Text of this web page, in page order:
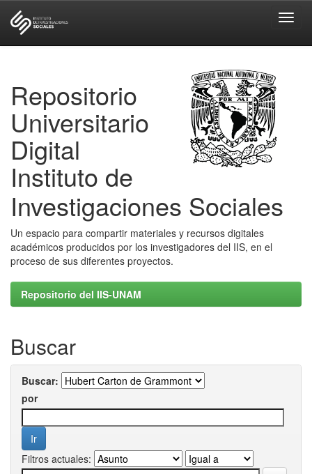
Repositorio
Universitario
Digital
Instituto de
Investigaciones Sociales
Un espacio para compartir materiales y recursos digitales
académicos producidos por los investigadores del IIS, en el
proceso de sus diferentes proyectos.
Repositorio del IIS-UNAM
Buscar
Buscar:
por
Filtros actuales: